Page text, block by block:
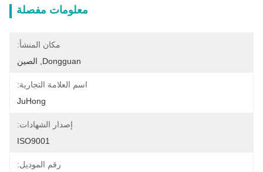
معلومات مفصلة
مكان المنشأ:
Dongguan, الصين
اسم العلامة التجارية:
JuHong
إصدار الشهادات:
ISO9001
رقم الموديل: